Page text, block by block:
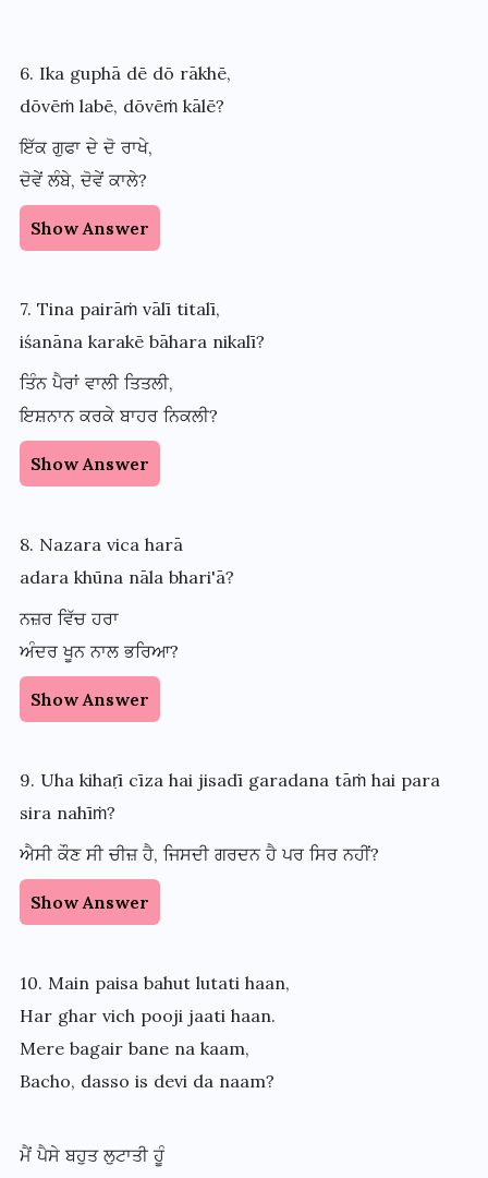
6. Ika guphā dē dō rākhē,
dōvēṁ labē, dōvēṁ kālē?
ਇੱਕ ਗੁਫਾ ਦੇ ਦੋ ਰਾਖੇ,
ਦੋਵੇਂ ਲੰਬੇ, ਦੋਵੇਂ ਕਾਲੇ?
Show Answer
7. Tina pairāṁ vālī titalī,
iśanāna karakē bāhara nikalī?
ਤਿੰਨ ਪੈਰਾਂ ਵਾਲੀ ਤਿਤਲੀ,
ਇਸ਼ਨਾਨ ਕਰਕੇ ਬਾਹਰ ਨਿਕਲੀ?
Show Answer
8. Nazara vica harā
adara khūna nāla bhari'ā?
ਨਜ਼ਰ ਵਿੱਚ ਹਰਾ
ਅੰਦਰ ਖੂਨ ਨਾਲ ਭਰਿਆ?
Show Answer
9. Uha kihaṛī cīza hai jisadī garadana tāṁ hai para
sira nahīṁ?
ਐਸੀ ਕੌਣ ਸੀ ਚੀਜ਼ ਹੈ, ਜਿਸਦੀ ਗਰਦਨ ਹੈ ਪਰ ਸਿਰ ਨਹੀਂ?
Show Answer
10. Main paisa bahut lutati haan,
Har ghar vich pooji jaati haan.
Mere bagair bane na kaam,
Bacho, dasso is devi da naam?
ਮੈਂ ਪੈਸੇ ਬਹੁਤ ਲੁਟਾਤੀ ਹੂੰ